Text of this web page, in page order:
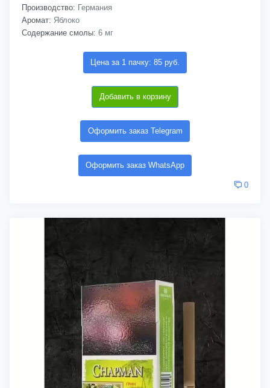
Производство: Германия
Аромат: Яблоко
Содержание смолы: 6 мг
Цена за 1 пачку: 85 руб.
Добавить в корзину
Оформить заказ Telegram
Оформить заказ WhatsApp
0